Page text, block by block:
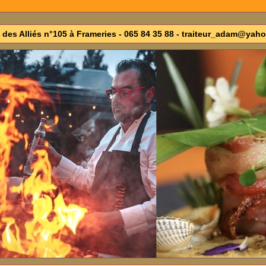
des Alliés n°105 à Frameries - 065 84 35 88 -